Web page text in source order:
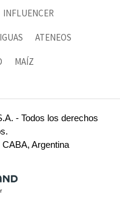
INFLUENCER
ATENEOS
MAÍZ
- Todos los derechos
CABA, Argentina